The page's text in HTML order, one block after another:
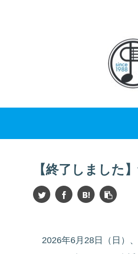
【終了しました
2026年6月28日（日）